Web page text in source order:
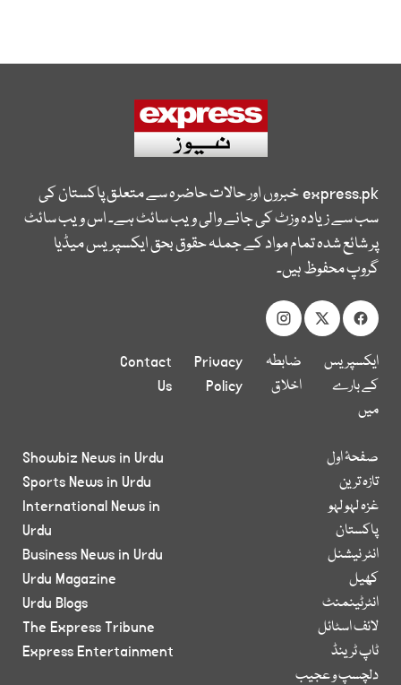
express.pkخبروں اور حالات حاضرہ سے متعلق پاکستان کی
سب سے زیادہ وزٹ کی جانے والی ویب سائٹ ہے۔ اس ویب سائٹ
پر شائع شدہ تمام مواد کے جملہ حقوق بحق ایکسپریس میڈیا
گروپ محفوظ ہیں۔
ایکسپریس
کے بارے
میں
ضابطہ
اخلاق
Privacy
Policy
Contact
Us
صفحۂ اول
تازہ ترین
غزہ لہو لہو
پاکستان
انٹر نیشنل
کھیل
انٹرٹینمنٹ
لائف اسٹائل
ٹاپ ٹرینڈ
دلچسپ و عجیب
Showbiz News in Urdu
Sports News in Urdu
International News in
Urdu
Business News in Urdu
Urdu Magazine
Urdu Blogs
The Express Tribune
Express Entertainment